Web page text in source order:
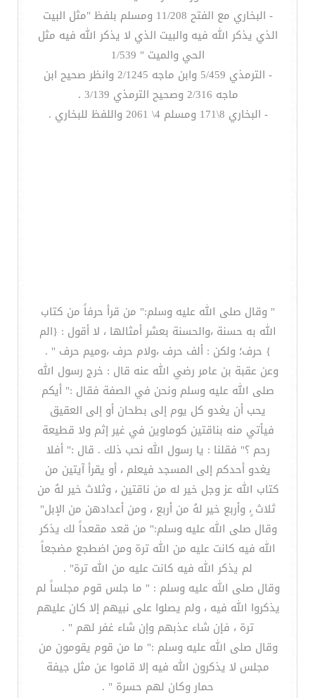
- البخاري مع الفتح 11/208 ومسلم بلفظ "مثل البيت
الذي يذكر الله فيه والبيت الذي لا يذكر الله فيه مثل
الحي والميت " 1/539
- الترمذي 5/459 وابن ماجه 2/1245 وانظر صحيح ابن
ماجه 2/316 وصحيح الترمذي 3/139 .
- البخاري 8\171 ومسلم 4\ 2061 واللفظ للبخاري .
" وقال صلى الله عليه وسلم:" من قرأ حرفاً من كتاب
الله به حسنة ،والحسنة بعشر أمثالها ، لا أقول : {الم
} حرف؛ ولكن : ألف حرف ،ولام حرف ،وميم حرف " .
وعن عقبة بن عامر رضي الله عنه قال : خرج رسول الله
صلى الله عليه وسلم ونحن في الصفة فقال :" أيكم
يحب أن يغدو كل يوم إلى بطحان أو إلى العقيق
فيأتي منه بناقتين كوماوين في غير إثم ولا قطيعة
رحم ؟" فقلنا : يا رسول الله نحب ذلك . قال :" أفلا
يغدو أحدكم إلى المسجد فيعلم ، أو يقرأ آيتين من
كتاب الله عز وجل خير له من ناقتين ، وثلاث خير لهُ من
ثلاث ٍ، وأربع خير لهُ من أربع ، ومن أعدادهن من الإبل"
وقال صلى الله عليه وسلم:" من قعد مقعداً لك يذكر
الله فيه كانت عليه من الله ترة ومن اضطجع مضجعاً
لم يذكر الله فيه كانت عليه من الله ترة" .
وقال صلى الله عليه وسلم : " ما جلس قوم مجلساً لم
يذكروا الله فيه ، ولم يصلوا على نبيهم إلا كان عليهم
ترة ، فإن شاء عذبهم وإن شاء غفر لهم " .
وقال صلى الله عليه وسلم :" ما من قوم يقومون من
مجلس لا يذكرون الله فيه إلا قاموا عن مثل جيفة
حمار وكان لهم حسرة " .